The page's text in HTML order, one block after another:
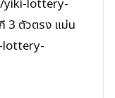
yiki-lottery-
3 ตัวตรง แม่น
lottery-